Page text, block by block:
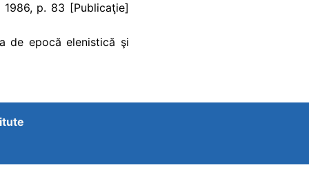
1986, p. 83 [Publicaţie]
de epocă elenistică şi